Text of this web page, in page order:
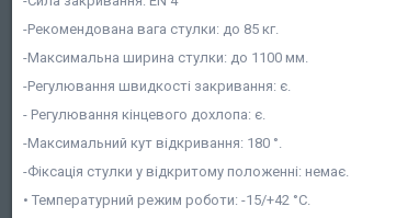
-Рекомендована вага стулки: до 85 кг.
-Максимальна ширина стулки: до 1100 мм.
-Регулювання швидкості закривання: є.
- Регулювання кінцевого дохлопа: є.
-Максимальний кут відкривання: 180 °.
-Фіксація стулки у відкритому положенні: немає.
• Температурний режим роботи: -15/+42 °С.